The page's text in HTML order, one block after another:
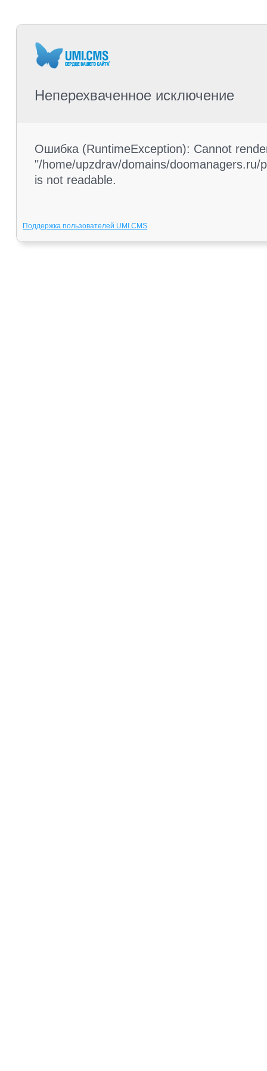
Неперехваченное исключение
Ошибка (RuntimeException): Cannot
"/home/upzdrav/domains/
is not readable.
Поддержка пользователей UMI.CMS